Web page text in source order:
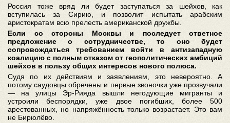
Россия тоже вряд ли будет заступаться за шейхов, как
вступилась за Сирию, и позволит испытать арабским
аристократам всю прелесть американской дружбы.
Если со стороны Москвы и последует ответное
предложение о сотрудничестве, то оно будет
сопровождаться требованием войти в антизападную
коалицию с полным отказом от геополитических амбиций
шейхов в пользу общих интересов нового полюса.
Судя по их действиям и заявлениям, это невероятно. А
потому саудовцы обречены и первые звоночки уже прозвучали
— на улицы Эр-Рияда вышли негодующие мигранты и
устроили беспорядки, уже двое погибших, более 500
арестованных, но напряжённость только возрастает. Это вам
не Бирюлёво.